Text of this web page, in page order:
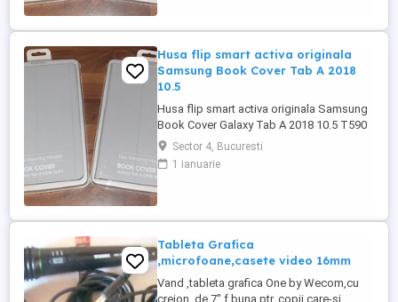
moduri standview. Prezentare: - ...
Husa flip smart activa originala
Samsung Book Cover Tab A 2018
10.5
Husa flip smart activa originala Samsung
Book Cover Galaxy Tab A 2018 10.5 T590
si T595. Husele sunt noi, silgilate in blister.
Avand in vedere ca sunt huse originale
Samsung au functia smart sleep wake, de
moduri standview. ...
Sector 4, Bucuresti
1 ianuarie
Tableta Grafica
,microfoane,casete video 16mm
Vand ,tableta grafica One by Wecom,cu
creion ,de 7",f buna ptr, copii care-si